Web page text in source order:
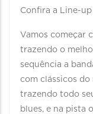
Confira a Line-up
Vamos começar
trazendo o
sequência a
com clássicos
trazendo todo
blues, e na pista